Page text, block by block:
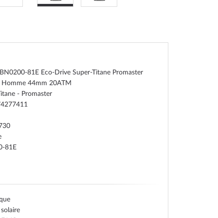
81E Eco-Drive Super-Titane Promaster
44mm 20ATM
- Promaster
81E
solaire